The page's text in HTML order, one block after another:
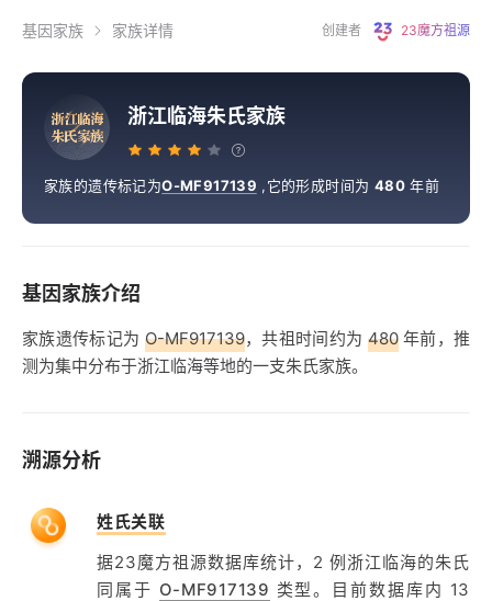
基因家族 家族详情 创建者 23魔方祖源
浙江临海
朱氏家族
浙江临海朱氏家族
家族的遗传标记为O-MF917139 ,它的形成时间为 480 年前
基因家族介绍
家族遗传标记为 O-MF917139，共祖时间约为 480年前，推
测为集中分布于浙江临海等地的一支朱氏家族。
溯源分析
姓氏关联
据23魔方祖源数据库统计，2 例浙江临海的朱氏
同属于 O-MF917139 类型。目前数据库内 13